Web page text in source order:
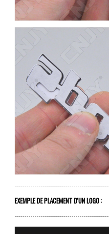
------------------------------------------------
EXEMPLE DE PLACEMENT D'UN LOGO :
------------------------------------------------